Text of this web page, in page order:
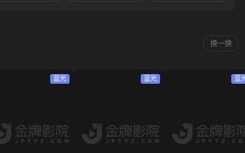
换一换
蓝光 蓝光 蓝